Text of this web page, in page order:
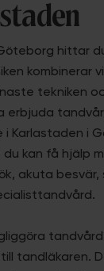
hittar
kombinerar
tekniken
erbjuda
i Karlastaden i
kan få hjälp
akuta besvär,
tandläkaren.